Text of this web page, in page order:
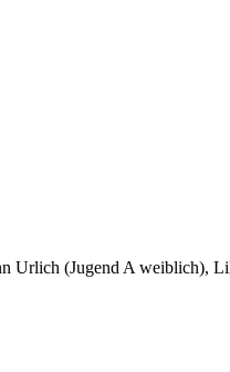
Urlich (Jugend A weiblich),